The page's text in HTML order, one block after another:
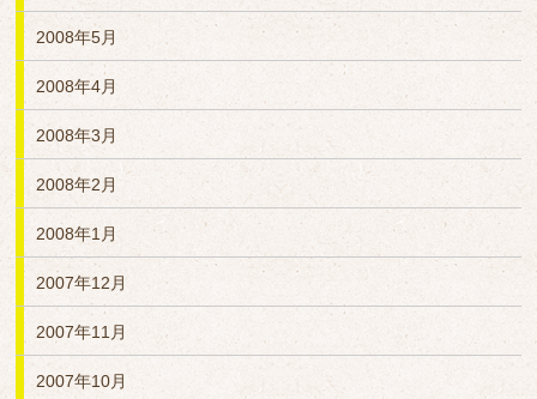
2008年5月
2008年4月
2008年3月
2008年2月
2008年1月
2007年12月
2007年11月
2007年10月